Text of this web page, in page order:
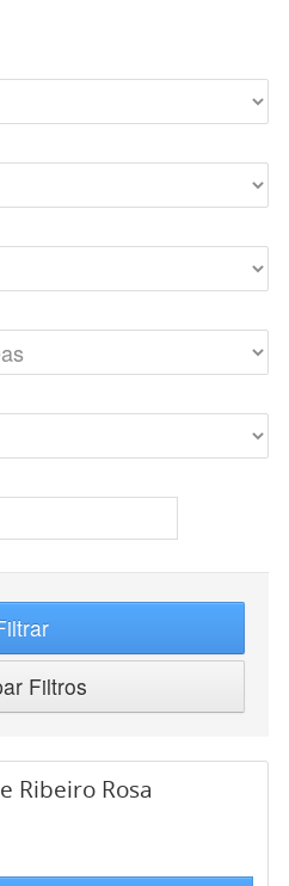
Filtros
Ribeiro Rosa